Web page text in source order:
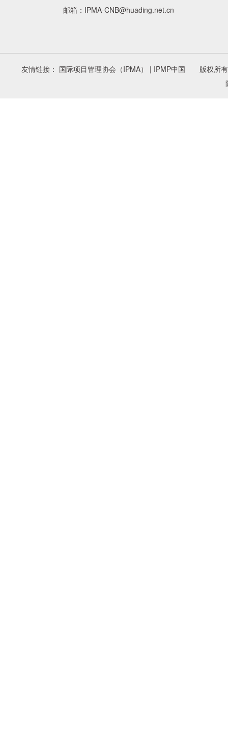
邮箱： IPMA-CNB@huading.net.cn
友情链接： 国际项目管理协会（IPMA） | IPMP中国 版权所